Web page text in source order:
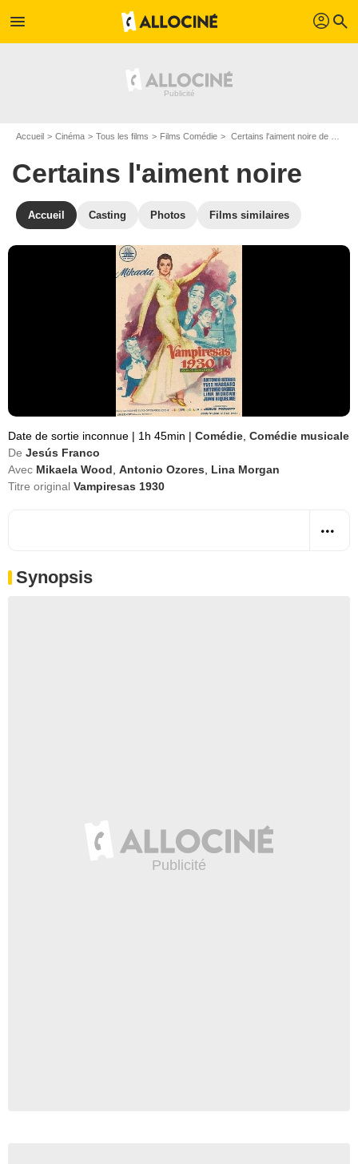
menu profil search
Accueil Cinéma Tous les films Films Comédie Certains l'aiment noire de Jesús Franco
Certains l'aiment noire
Accueil Casting Photos Films similaires
Date de sortie inconnue | 1h 45min | Comédie Comédie musicale
De Jesús Franco
Avec Mikaela Wood Antonio Ozores
Lina Morgan
Titre original Vampiresas 1930
Synopsis